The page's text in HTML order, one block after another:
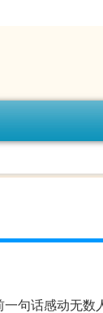
句话感动无数